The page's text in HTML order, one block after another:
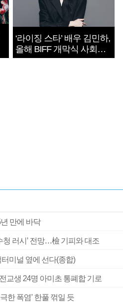
‘라이징 스타’ 배우 김민하,
올해 BIFF 개막식 사회자
확정
만에 바닥
청 러시’ 전망…檢 기피와 대조
미널 옆에 선다(종합)
교생 24명 아미초 통폐합 기로
한 폭염’ 한풀 꺾일 듯